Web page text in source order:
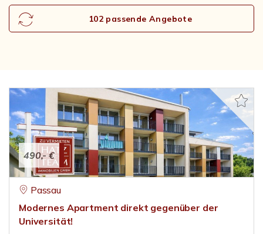
102 passende Angebote
490,- €
Passau
Modernes Apartment direkt gegenüber der
Universität!